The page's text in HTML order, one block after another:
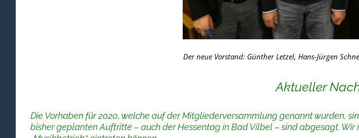
Der neue Vorstand: Günther Letzel, Hans-Jürgen
Aktueller
Die Vorhaben für 2020, welche auf der Mitgliederversammlung genannt wurden,
bisher geplanten Auftritte – auch der Hessentag in Bad Vilbel – sind abgesagt.